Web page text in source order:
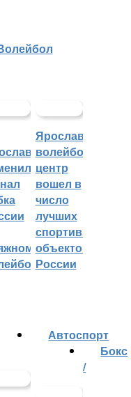
Ярославский
волейбольный
центр
вошел в
число
лучших
спортивных
объектов
России
Автоспорт
Бокс
/